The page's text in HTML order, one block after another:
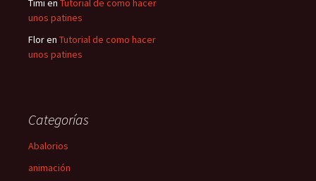
Timi en Tutorial de como hacer
unos patines
Floren Tutorial de como hacer
unos patines
Categorías
Abalorios
animación